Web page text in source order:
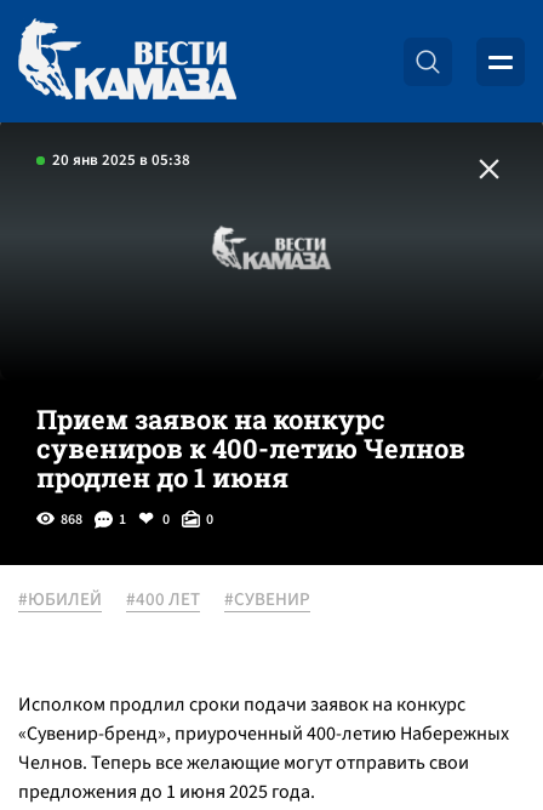
20 янв 2025 в 05:38
Прием заявок на конкурс
сувениров к 400-летию Челнов
продлен до 1 июня
868 1 0 0
#ЮБИЛЕЙ #400 ЛЕТ #СУВЕНИР
Исполком продлил сроки подачи заявок на конкурс
«Сувенир-бренд», приуроченный 400-летию Набережных
Челнов. Теперь все желающие могут отправить свои
предложения до 1 июня 2025 года.